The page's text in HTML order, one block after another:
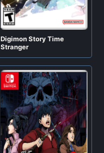
Digimon Story Time
Stranger